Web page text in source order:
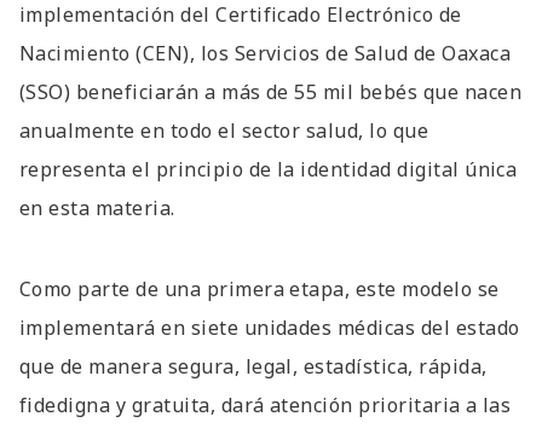
implementación del Certificado Electrónico de
Nacimiento (CEN), los Servicios de Salud de Oaxaca
(SSO) beneficiarán a más de 55 mil bebés que nacen
anualmente en todo el sector salud, lo que
representa el principio de la identidad digital única
en esta materia.
Como parte de una primera etapa, este modelo se
implementará en siete unidades médicas del estado
que de manera segura, legal, estadística, rápida,
fidedigna y gratuita, dará atención prioritaria a las